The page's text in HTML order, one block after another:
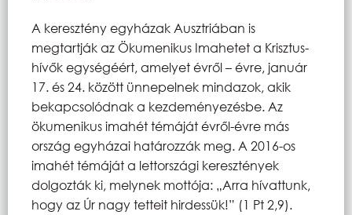
A keresztény egyházak Ausztriában is
megtartják az Ökumenikus Imahetet a Krisztus-
hívők egységéért, amelyet évről – évre, január
17. és 24. között ünnepelnek mindazok, akik
bekapcsolódnak a kezdeményezésbe. Az
ökumenikus imahét témáját évről-évre más
ország egyházai határozzák meg. A 2016-os
imahét témáját a lettországi keresztények
dolgozták ki, melynek mottója: „Arra hívattunk,
hogy az Úr nagy tetteit hirdessük!” (1 Pt 2,9).